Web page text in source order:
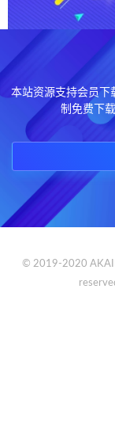
本站资源支持会员下
制免费下
© 2019-2020